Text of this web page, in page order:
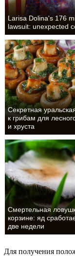
Larisa Dolina's 176
lawsuit: unexpected
Секретная
к грибам для
и хруста
Смертельная
корзине: яд
две недели
Для получения